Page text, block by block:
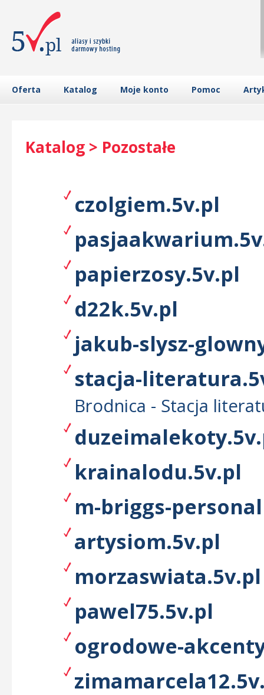
Oferta Katalog Moje konto Pomoc
Katalog > Pozostałe
czolgiem.5v.pl
papierzosy.5v.pl
d22k.5v.pl
jakub-slysz-
stacja-
Brodnica - Stacja
krainalodu.5v.pl
m-briggs-
artysiom.5v.pl
morzaswiata.5v.pl
pawel75.5v.pl
ogrodowe-